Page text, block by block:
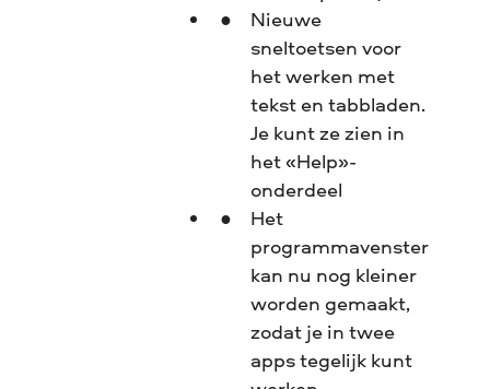
Nieuwe
sneltoetsen voor
het werken met
tekst en tabbladen.
Je kunt ze zien in
het «Help»-
onderdeel
Het
programmavenster
kan nu nog kleiner
worden gemaakt,
zodat je in twee
apps tegelijk kunt